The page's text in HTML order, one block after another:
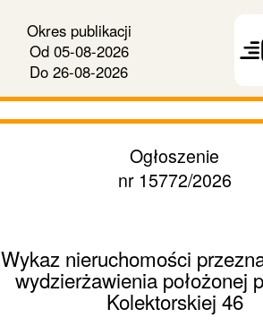
Okres publikacji
Od05-08-2026
Do 26-08-2026
dalej
Ogłoszenie
nr 15772/2026
Wykaz nieruchomości
wydzierżawienia położonej
Kolektorskiej 46